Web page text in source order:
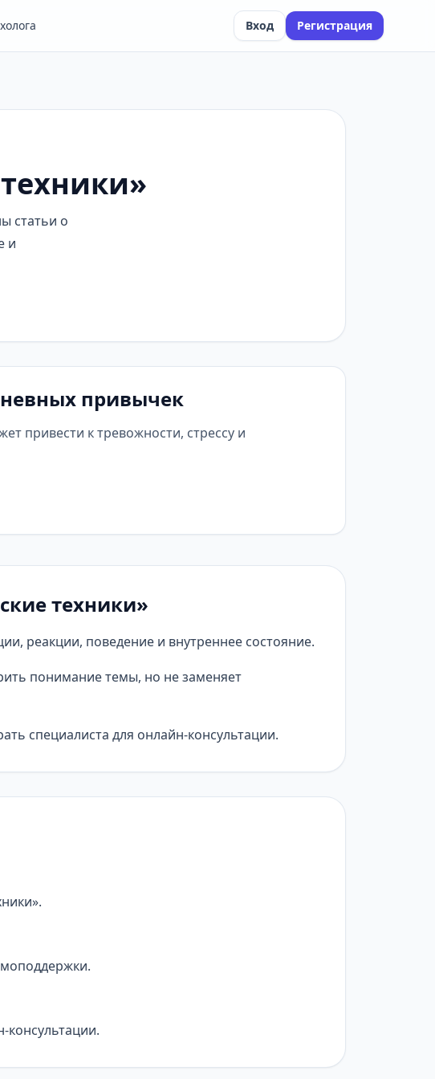
Вход Регистрация
статьи о
и
привычек
привести к тревожности, стрессу и
техники»
реакции, поведение и внутреннее состояние.
понимание темы, но не заменяет
специалиста для онлайн-консультации.
консультации.